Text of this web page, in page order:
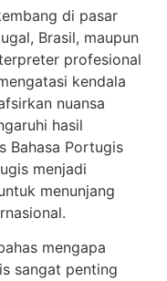
di pasar
Brasil, maupun
profesional
kendala
nuansa
hasil
Bahasa Portugis
menjadi
menunjang
mengapa
sangat penting